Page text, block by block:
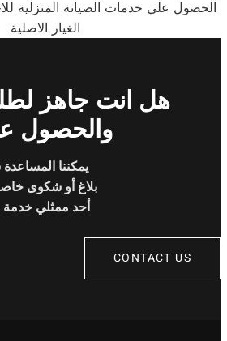
الحصول علي خدمات الصيانة المنزلية
الغيار الاصلية
هل انت جاهز
والحصول
يمكننا
بلاغ أو شكوى
أحد ممثلي
CONTACT US